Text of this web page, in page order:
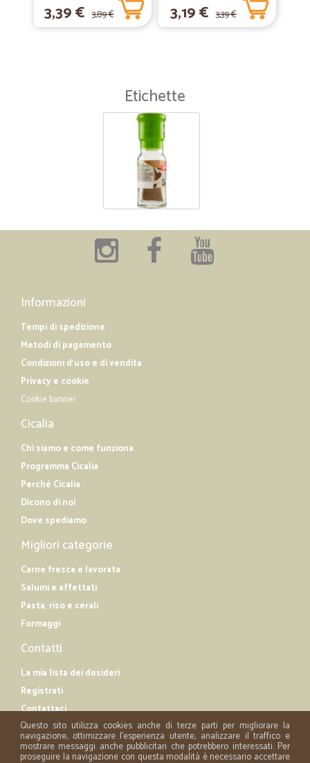
3,39 € 3,89 € 3,19 € 3,39 €
Etichette
Informazioni
Tempi di spedizione
Metodi di pagamento
Condizioni d'uso e di vendita
Privacy e cookie
Cookie banner
Cicalia
Chi siamo e come funziona
Programma Cicalia
Perché Cicalia
Dicono di noi
Dove spediamo
Migliori categorie
Carne fresca e lavorata
Salumi e affettati
Pasta, riso e cerali
Formaggi
Contatti
La mia lista dei desideri
Registrati
Contattaci
Questo sito utilizza cookies anche di terze parti per migliorare la
navigazione, ottimizzare l'esperienza utente, analizzare il traffico e
mostrare messaggi anche pubblicitari che potrebbero interessati. Per
proseguire la navigazione con questa modalità è necessario accettare